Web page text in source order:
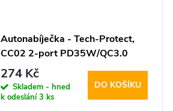
Autonabíječka - Tech-Protect,
CC02 2-port PD35W/QC3.0
274 Kč
Skladem - hned
k odeslání3 ks
DO KOŠÍKU